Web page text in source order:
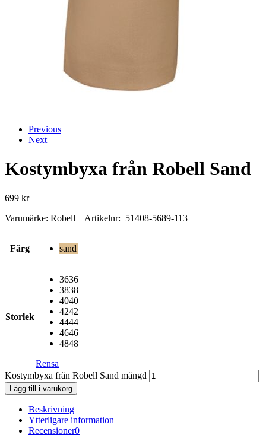
Previous
Next
Kostymbyxa från Robell Sand
699 kr
Varumärke: Robell Artikelnr: 51408-5689-113
Färg sand
Storlek
3636
3838
4040
4242
4444
4646
4848
Rensa
Kostymbyxa från Robell Sand mängd
Lägg till i varukorg
Beskrivning
Ytterligare information
Recensioner0